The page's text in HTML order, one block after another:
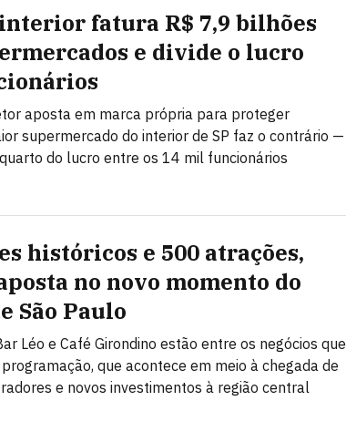
fatura R$ 7,9 bilhões
e divide o lucro
aposta em marca própria para proteger
supermercado do interior de SP faz o contrário —
do lucro entre os 14 mil funcionários
históricos e 500 atrações,
no novo momento do
São Paulo
Léo e Café Girondino estão entre os negócios que
que acontece em meio à chegada de
e novos investimentos à região central